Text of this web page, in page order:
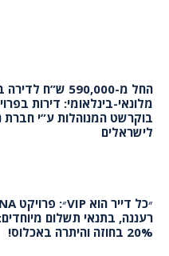
החל מ-590,000 ש”ח
מלונאי-בינלאומי: דירות
בוקרשט המנוהלות ע”י חברת
לישראלים
רעננה, בתנאי תשלום
20% בחוזה והיתרה באכלוס!